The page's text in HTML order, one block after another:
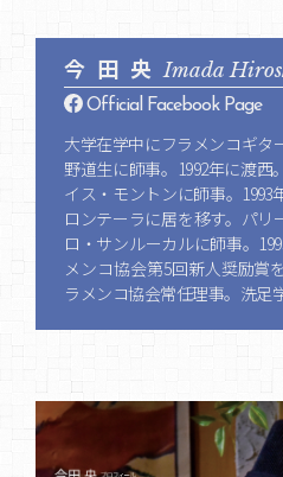
今田央 Imada
Official Facebook Page
大学在学中にフラメンコギタ
野道生に師事。1992年に渡
イス・モントンに師事。1993
ロンテーラに居を移す。パリ
ロ・サンルーカルに師事。
メンコ協会第5回新人奨励賞
ラメンコ協会常任理事。洗足